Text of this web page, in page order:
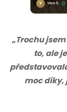
„Trochu
to, ale
moc díky,